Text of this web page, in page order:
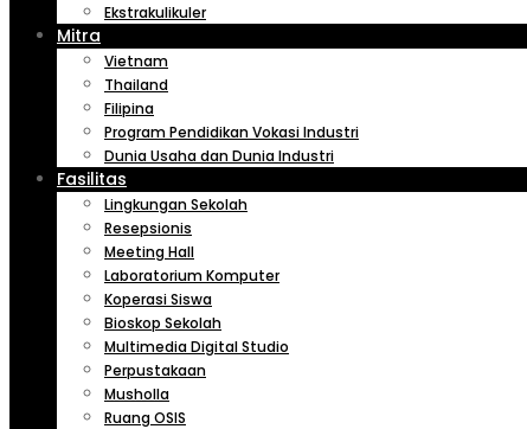
Ekstrakulikuler
Mitra
Vietnam
Thailand
Filipina
Program Pendidikan Vokasi Industri
Dunia Usaha dan Dunia Industri
Fasilitas
Lingkungan Sekolah
Resepsionis
Meeting Hall
Laboratorium Komputer
Koperasi Siswa
Bioskop Sekolah
Multimedia Digital Studio
Perpustakaan
Musholla
Ruang OSIS